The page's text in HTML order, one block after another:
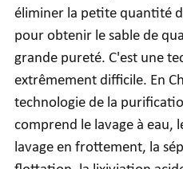
éliminer la petite quantité
pour obtenir le sable de
grande pureté. C'est une
extrêmement difficile. En
technologie de la
comprend le lavage à eau,
lavage en frottement, la